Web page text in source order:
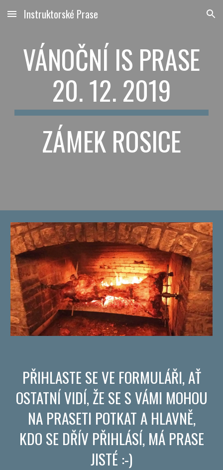
Skip to main content Skip to navigation
Instruktorské Prase
VÁNOČNÍ IS PRASE
20. 12. 2019
ZÁMEK ROSICE
PŘIHLASTE SE VE FORMULÁŘI, AŤ
OSTATNÍ VIDÍ, ŽE SE S VÁMI MOHOU
NA PRASETI POTKAT A HLAVNĚ,
KDO SE DŘÍV PŘIHLÁSÍ, MÁ PRASE
JISTÉ :-)